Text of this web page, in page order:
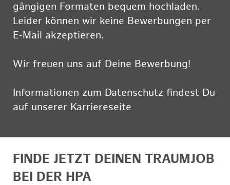
gängigen Formaten bequem hochladen.
Leider können wir keine Bewerbungen per
E-Mail akzeptieren.
Wir freuen uns auf Deine Bewerbung!
Informationen zum Datenschutz findest Du
auf unserer Karriereseite
FINDE JETZT DEINEN TRAUMJOB
BEI DER HPA